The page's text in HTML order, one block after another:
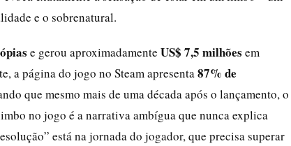
e o sobrenatural.
e gerou aproximadamente US$ 7,5 milhões em
a página do jogo no Steam apresenta 87% de
que mesmo mais de uma década após o lançamento, o
no jogo é a narrativa ambígua que nunca explica
está na jornada do jogador, que precisa superar